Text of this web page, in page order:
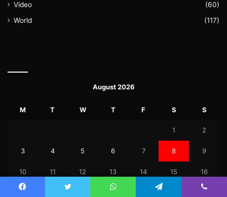
Video
(60)
World
(117)
August 2026
M T W T F S S
1 2
3 4 5 6 7 8 9
10 11 12 13 14 15 16
17 20